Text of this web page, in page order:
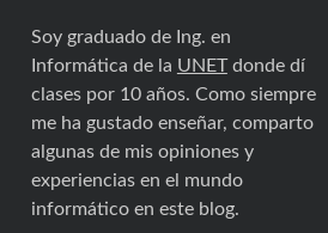
Soy graduado de Ing. en
Informática de la UNETdonde dí
clases por 10 años. Como siempre
me ha gustado enseñar, comparto
algunas de mis opiniones y
experiencias en el mundo
informático en este blog.